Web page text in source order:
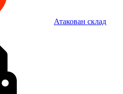
Атакован склад